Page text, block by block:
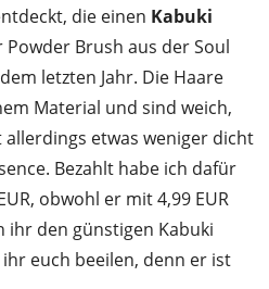
die einen Kabuki
Brush aus der Soul
letzten Jahr. Die Haare
Material und sind weich,
allerdings etwas weniger dicht
Bezahlt habe ich dafür
obwohl er mit 4,99 EUR
ihr den günstigen Kabuki
euch beeilen, denn er ist